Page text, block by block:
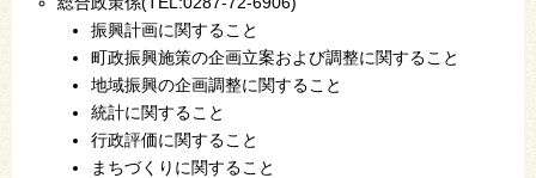
振興計画に関すること
町政振興施策の企画立案および調整に関すること
地域振興の企画調整に関すること
統計に関すること
行政評価に関すること
まちづくりに関すること